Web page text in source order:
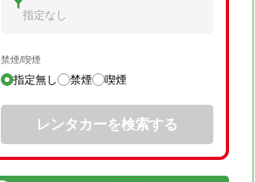
指定なし
禁煙/喫煙
指定無し 禁煙 喫煙
レンタカーを検索する